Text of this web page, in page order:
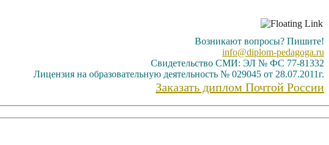
Возникают вопросы? Пишите!
info@diplom-pedagoga.ru
Свидетельство СМИ: ЭЛ № ФС 77-81332
Лицензия на образовательную деятельность № 029045 от 28.07.2011г.
Заказать диплом Почтой России